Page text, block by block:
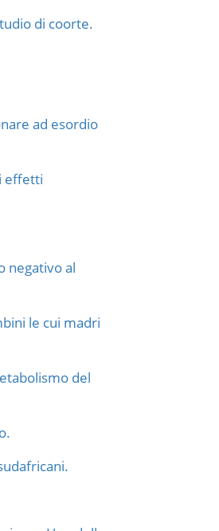
di coorte.
ad esordio
effetti
negativo al
le cui madri
del